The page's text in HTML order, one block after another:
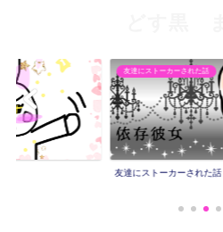
友達にストーカーされた話
友達にストーカーされた話